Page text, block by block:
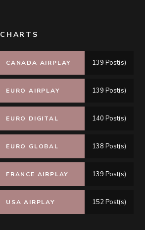
CHARTS
CANADA AIRPLAY 139 Post(s)
EURO AIRPLAY 139 Post(s)
EURO DIGITAL 140 Post(s)
EURO GLOBAL 138 Post(s)
FRANCE AIRPLAY 139 Post(s)
USA AIRPLAY 152 Post(s)